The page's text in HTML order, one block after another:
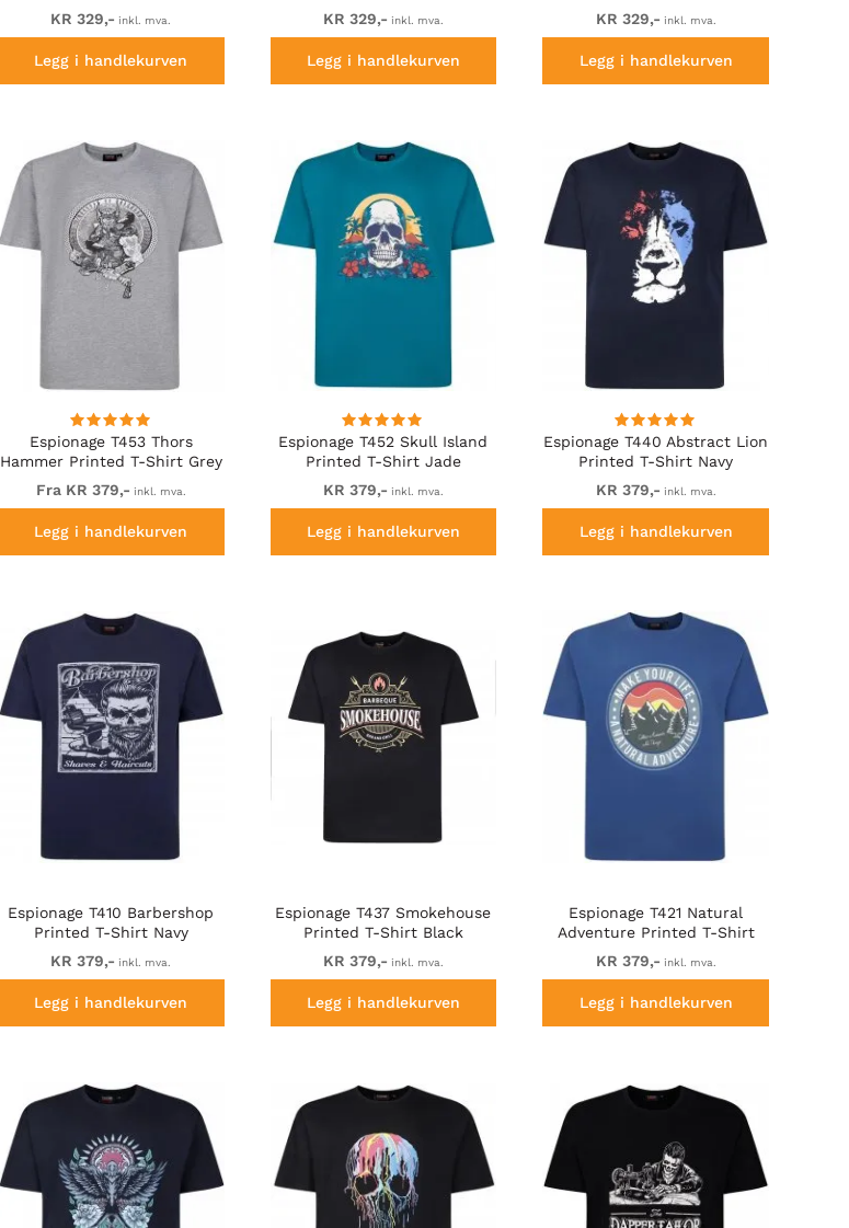
KR 329,- inkl. mva.
Legg i handlekurven
KR 329,- inkl. mva.
Legg i handlekurven
KR 329,- inkl. mva.
Legg i handlekurven
Espionage T453 Thors
Hammer Printed T-Shirt Grey
Fra KR 379,- inkl. mva.
Legg i handlekurven
Espionage T452 Skull Island
Printed T-Shirt Jade
KR 379,- inkl. mva.
Legg i handlekurven
Espionage T440 Abstract Lion
Printed T-Shirt Navy
KR 379,- inkl. mva.
Legg i handlekurven
Espionage T410 Barbershop
Printed T-Shirt Navy
KR 379,- inkl. mva.
Legg i handlekurven
Espionage T437 Smokehouse
Printed T-Shirt Black
KR 379,- inkl. mva.
Legg i handlekurven
Espionage T421 Natural
Adventure Printed T-Shirt
Blue
KR 379,- inkl. mva.
Legg i handlekurven